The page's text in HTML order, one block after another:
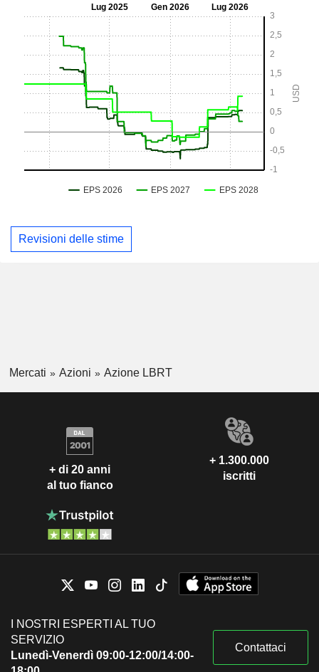
Revisioni delle stime
Mercati Azioni Azione LBRT
+ di 20 anni
al tuo fianco
+ 1.300.000
iscritti
I NOSTRI ESPERTI AL TUO
SERVIZIO
Lunedì-Venerdì 09:00-12:00/14:00-
Contattaci